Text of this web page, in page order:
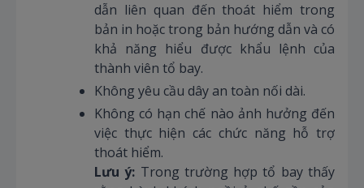
dẫn liên quan đến thoát hiểm trong
bản in hoặc trong bản hướng dẫn và có
khả năng hiểu được khẩu lệnh của
thành viên tổ bay.
Không yêu cầu dây an toàn nối dài.
Không có hạn chế nào ảnh hưởng đến
việc thực hiện các chức năng hỗ trợ
thoát hiểm.
Lưu ý: Trong trường hợp tổ bay thấy